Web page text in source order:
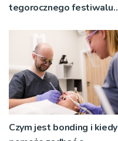
tegorocznego festiwalu
niecodziennych
okolicznościach
Czym jest bonding i kiedy